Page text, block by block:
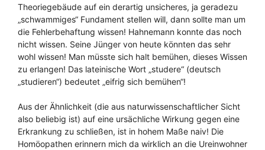
Theoriegebäude auf ein derartig unsicheres, ja geradezu
„schwammiges“ Fundament stellen will, dann sollte man um
die Fehlerbehaftung wissen! Hahnemann konnte das noch
nicht wissen. Seine Jünger von heute könnten das sehr
wohl wissen! Man müsste sich halt bemühen, dieses Wissen
zu erlangen! Das lateinische Wort „studere“ (deutsch
„studieren“) bedeutet „eifrig sich bemühen“!
Aus der Ähnlichkeit (die aus naturwissenschaftlicher Sicht
also beliebig ist) auf eine ursächliche Wirkung gegen eine
Erkrankung zu schließen, ist in hohem Maße naiv! Die
Homöopathen erinnern mich da wirklich an die Ureinwohner